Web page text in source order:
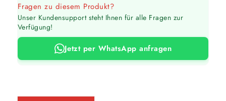
Fragen zu diesem Produkt?
Unser Kundensupport steht Ihnen für alle Fragen zur
Verfügung!
Jetzt per WhatsApp anfragen